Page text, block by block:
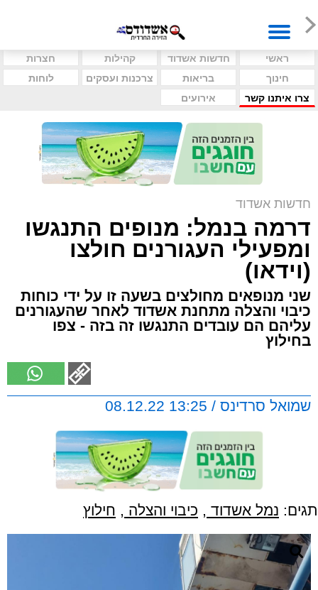
ראשי חדשות אשדוד קהילות
חצרות
חינוך
בריאות צרכנות ועסקים
לוחות
צרו איתנו קשר
אירועים
חדשות אשדוד
דרמה בנמל: מנופים התנגשו
ומפעילי העגורנים חולצו
(וידאו)
שני מנופאים מחולצים בשעה זו על ידי כוחות
כיבוי והצלה מתחנת אשדוד לאחר שהעגורנים
עליהם הם עובדים התנגשו זה בזה - צפו
בחילוץ
שמואל סרדינס / 13:25 08.12.22
תגים: נמל אשדוד , כיבוי והצלה , חילוץ